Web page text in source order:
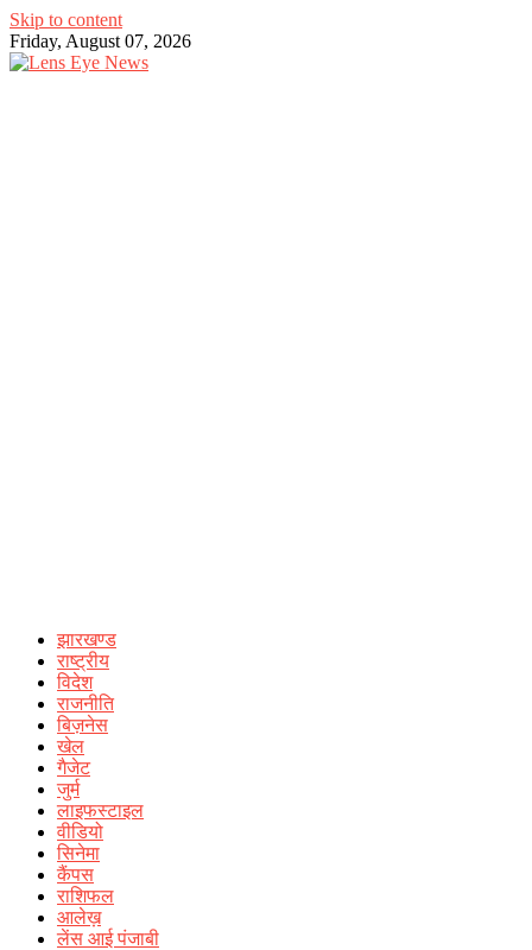
Skip to content
Friday, August 07, 2026
झारखण्ड
राष्ट्रीय
विदेश
राजनीति
बिज़नेस
खेल
गैजेट
जुर्म
लाइफस्टाइल
वीडियो
सिनेमा
कैंपस
राशिफल
आलेख़
लेंस आई पंजाबी